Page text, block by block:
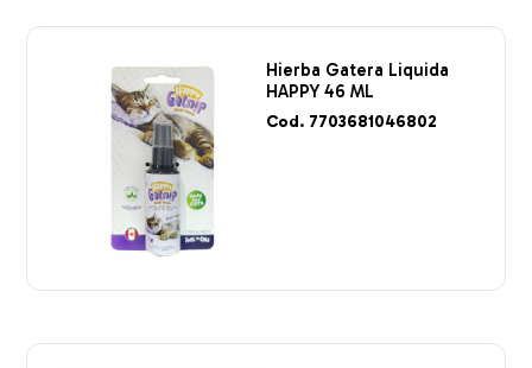
Hierba Gatera Liquida
HAPPY 46 ML
Cod. 7703681046802